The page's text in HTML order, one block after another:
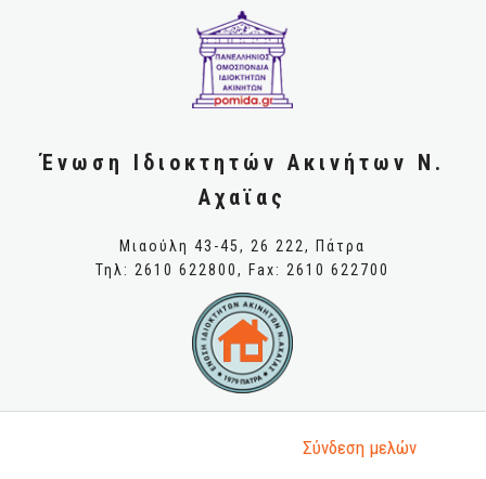
Ένωση Ιδιοκτητών Ακινήτων Ν.
Αχαϊας
Μιαούλη 43-45, 26 222, Πάτρα
Τηλ: 2610 622800, Fax: 2610 622700
Σύνδεση μελώv